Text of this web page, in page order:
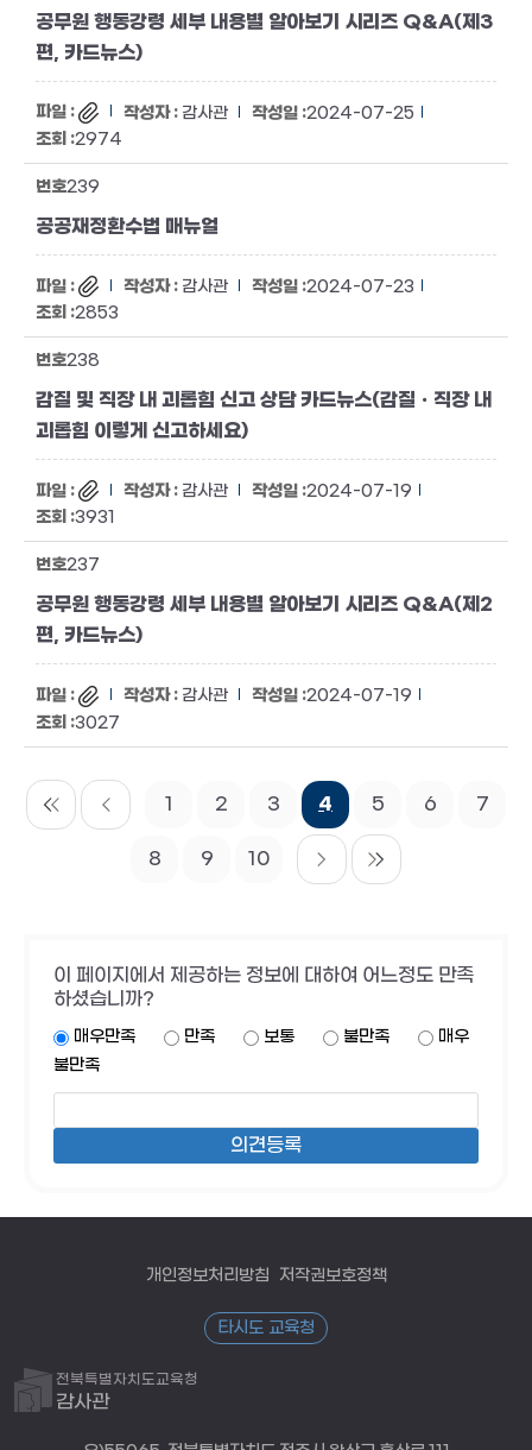
공무원 행동강령 세부 내용별 알아보기 시리즈 Q&A(제3
편, 카드뉴스)
감사관
2024-07-25
2974
239
공공재정환수법 매뉴얼
감사관
2024-07-23
2853
238
갑질 및 직장 내 괴롭힘 신고 상담 카드뉴스(갑질ㆍ직장 내
괴롭힘 이렇게 신고하세요)
감사관
2024-07-19
3931
237
공무원 행동강령 세부 내용별 알아보기 시리즈 Q&A(제2
편, 카드뉴스)
감사관
2024-07-19
3027
1 2 3 4 5 6 7
8 9 10
이 페이지에서 제공하는 정보에 대하여 어느정도 만족
하셨습니까?
매우만족 만족 보통 불만족
매우
불만족
개인정보처리방침 저작권보호정책
타시도 교육청
전북특별자치도교육청
감사관